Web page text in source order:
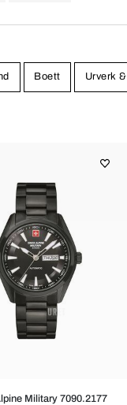
Boett Urverk
Military 7090.2177